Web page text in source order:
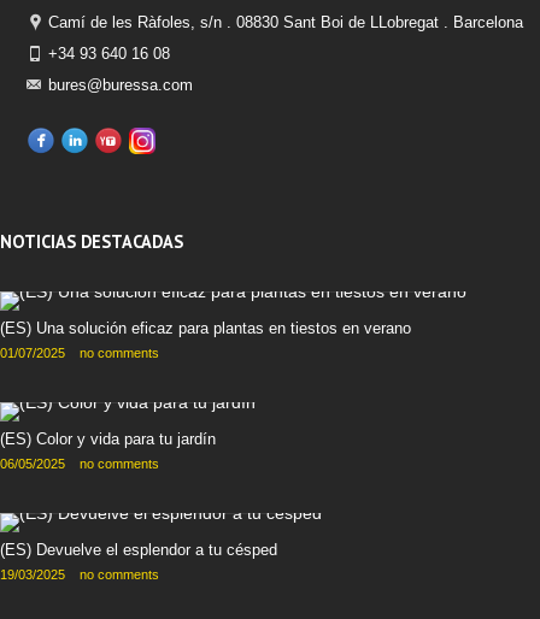
Camí de les Ràfoles, s/n . 08830 Sant Boi de LLobregat . Barcelona
+34 93 640 16 08
bures@buressa.com
NOTICIAS DESTACADAS
(ES) Una solución eficaz para plantas en tiestos en verano
01/07/2025 no comments
(ES) Color y vida para tu jardín
06/05/2025 no comments
(ES) Devuelve el esplendor a tu césped
19/03/2025 no comments